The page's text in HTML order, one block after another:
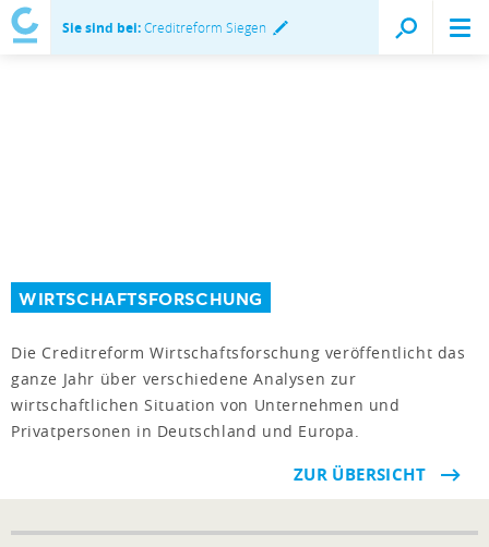
Sie sind bei:Creditreform Siegen
WIRTSCHAFTSFORSCHUNG
Die Creditreform Wirtschaftsforschung veröffentlicht das
ganze Jahr über verschiedene Analysen zur
wirtschaftlichen Situation von Unternehmen und
Privatpersonen in Deutschland und Europa.
ZUR ÜBERSICHT